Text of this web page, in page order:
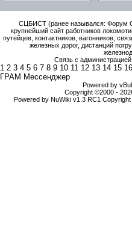
СЦБИСТ (ранее назывался: Форум
крупнейший сайт работников
путейцев, контактников, вагонников,
железных дорог, дистанций
Связь с администрацией
1 2 3 4 5 6 7 8 9 10 11 12 13 14 15 16
ГРАМ Мессенджер
Powered by
Copyright ©2000 -
Powered by NuWiki v1.3 RC1